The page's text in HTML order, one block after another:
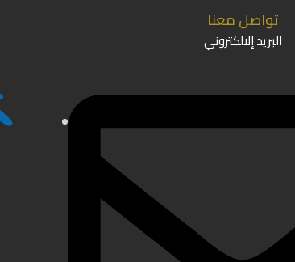
تواصل معنا
البريد إلالكتروني